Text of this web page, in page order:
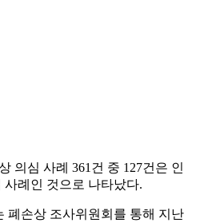
의심 사례 361건 중 127건은 인
례인 것으로 나타났다.
폐손상 조사위원회를 통해 지난